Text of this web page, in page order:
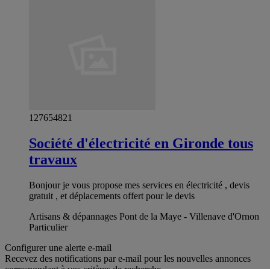
127654821
Société d'électricité en Gironde tous
travaux
Bonjour je vous propose mes services en électricité , devis
gratuit , et déplacements offert pour le devis
Artisans & dépannages Pont de la Maye - Villenave d'Ornon
Particulier
Configurer une alerte e-mail
Recevez des notifications par e-mail pour les nouvelles annonces